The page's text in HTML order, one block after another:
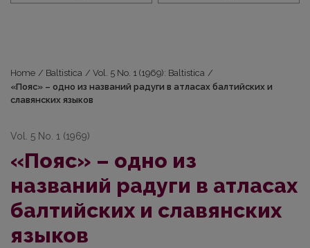
Home / Baltistica / Vol. 5 No. 1 (1969): Baltistica /
«Пояс» – одно из названий радуги в атласах балтийских и
славянских языков
Vol. 5 No. 1 (1969)
«Пояс» – одно из
названий радуги в атласах
балтийских и славянских
языков